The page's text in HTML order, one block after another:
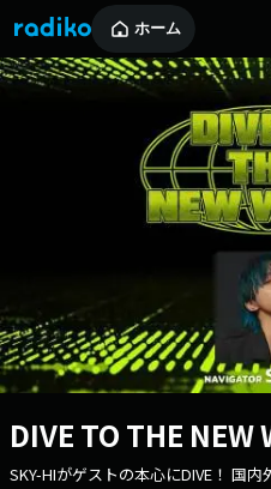
ホーム
DIVE TO THE NEW
SKY-HIがゲストの本心にDIVE！ 国